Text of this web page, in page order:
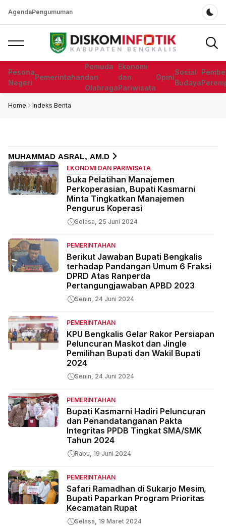
AgendaPengumuman
Pesona
Negeri
Pemerintahan
Pemuda
dan
Olahraga
Ekonomi
dan
Pariwisata
Opini
Sosial
Budaya
Home Indeks Berita
MUHAMMAD ASRAL, AM.D
EKONOMI DAN PARIWISATA
Buka Pelatihan Manajemen
Perkoperasian, Bupati Kasmarni
Minta Tingkatkan Manajemen
Pengurus Koperasi
Selasa, 25 Juni 2024
PEMERINTAHAN
Berikut Jawaban Bupati Bengkalis
terhadap Pandangan Umum 6 Fraksi
DPRD Atas Ranperda
Pertangungjawaban APBD 2023
Senin, 24 Juni 2024
PEMERINTAHAN
KPU Bengkalis Gelar Rakor Persiapan
Peluncuran Maskot dan Jingle
Pemilihan Bupati dan Wakil Bupati
2024
Senin, 24 Juni 2024
PEMERINTAHAN
Bupati Kasmarni Hadiri Peluncuran
dan Penandatanganan Pakta
Integritas PPDB Tingkat SMA/SMK
Tahun 2024
Rabu, 19 Juni 2024
PEMERINTAHAN
Safari Ramadhan di Sukarjo Mesim,
Bupati Paparkan Program Prioritas
Kecamatan Rupat
Selasa, 19 Maret 2024